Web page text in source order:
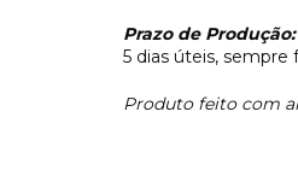
Prazo de Produção:
5 dias úteis, sempre
Produto feito com